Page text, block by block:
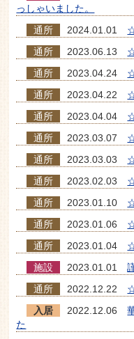
っしゃいました。
通所
2024.01.01
通所
2023.06.13
通所
2023.04.24
通所
2023.04.22
通所
2023.04.04
通所
2023.03.07
通所
2023.03.03
通所
2023.02.03
通所
2023.01.10
通所
2023.01.06
通所
2023.01.04
施設
2023.01.01
通所
2022.12.22
入居
2022.12.06
た